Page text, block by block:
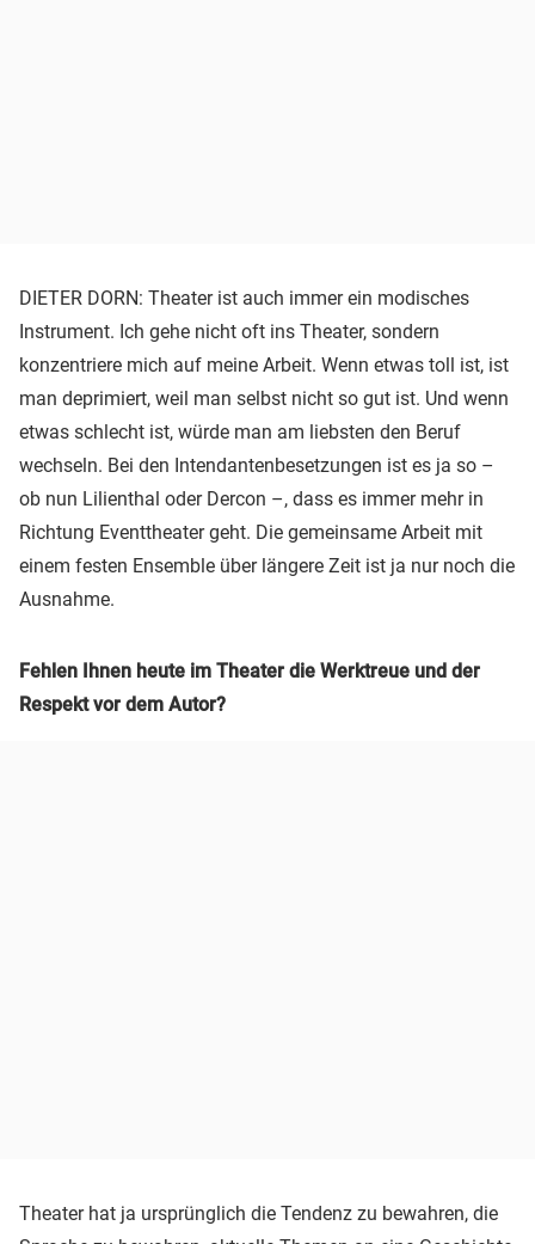
DIETER DORN: Theater ist auch immer ein modisches
Instrument. Ich gehe nicht oft ins Theater, sondern
konzentriere mich auf meine Arbeit. Wenn etwas toll ist, ist
man deprimiert, weil man selbst nicht so gut ist. Und wenn
etwas schlecht ist, würde man am liebsten den Beruf
wechseln. Bei den Intendantenbesetzungen ist es ja so –
ob nun Lilienthal oder Dercon –, dass es immer mehr in
Richtung Eventtheater geht. Die gemeinsame Arbeit mit
einem festen Ensemble über längere Zeit ist ja nur noch die
Ausnahme.
Fehlen Ihnen heute im Theater die Werktreue und der
Respekt vor dem Autor?
Theater hat ja ursprünglich die Tendenz zu bewahren, die